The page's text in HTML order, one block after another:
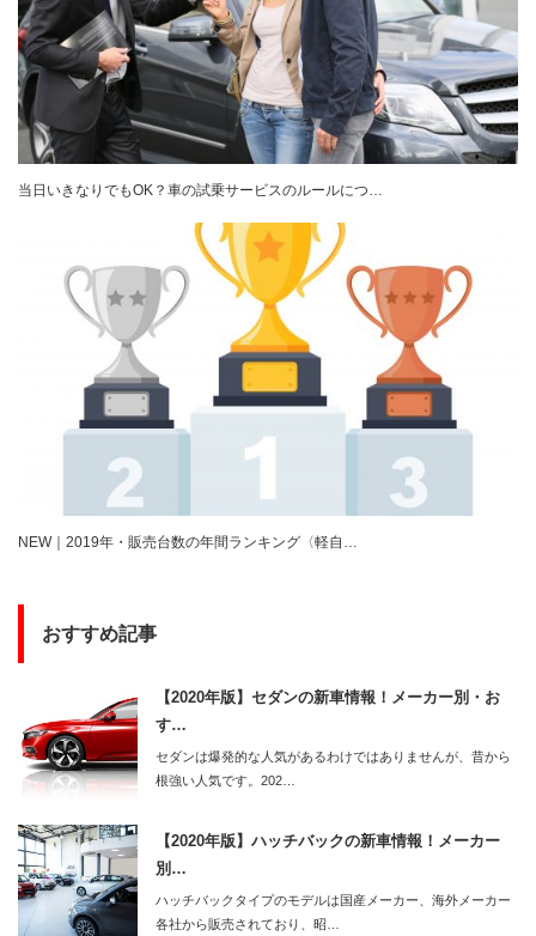
当日いきなりでもOK？車の試乗サービスのルールにつ…
NEW｜2019年・販売台数の年間ランキング〈軽自…
おすすめ記事
【2020年版】セダンの新車情報！メーカー別・お
す…
セダンは爆発的な人気があるわけではありませんが、昔から
根強い人気です。202…
【2020年版】ハッチバックの新車情報！メーカー
別…
ハッチバックタイプのモデルは国産メーカー、海外メーカー
各社から販売されており、昭…